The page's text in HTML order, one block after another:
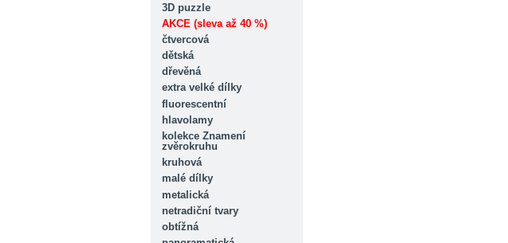
3D puzzle
AKCE (sleva až 40 %)
čtvercová
dětská
dřevěná
extra velké dílky
fluorescentní
hlavolamy
kolekce Znamení
zvěrokruhu
kruhová
malé dílky
metalická
netradiční tvary
obtížná